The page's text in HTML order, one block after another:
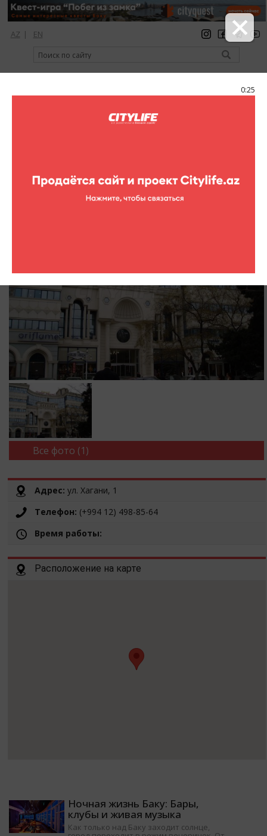
0:25
AZ | EN
регистрация вход Citylife Magazine
Xagani
Все фото (1)
Адрес: ул. Хагани, 1
Телефон: (+994 12) 498-85-64
Время работы:
Расположение на карте
Ночная жизнь Баку: Бары,
клубы и живая музыка
Как только над Баку заходит солнце,